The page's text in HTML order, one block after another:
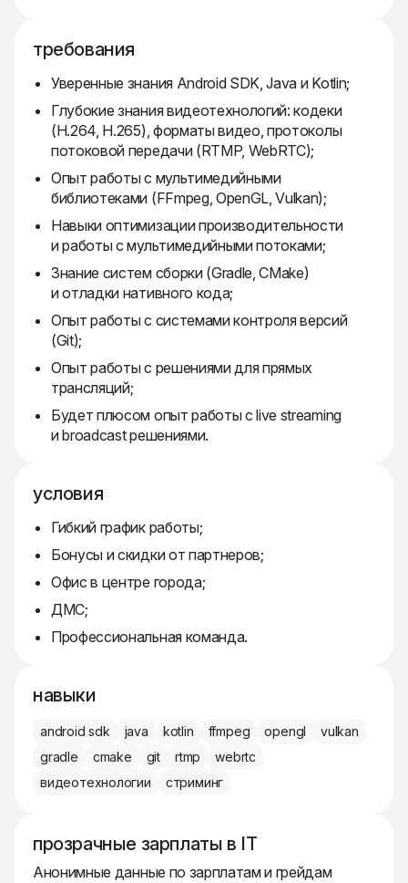
требования
Уверенные знания Android SDK, Java и Kotlin;
Глубокие знания видеотехнологий: кодеки
(H.264, H.265), форматы видео, протоколы
потоковой передачи (RTMP, WebRTC);
Опыт работы с мультимедийными
библиотеками (FFmpeg, OpenGL, Vulkan);
Навыки оптимизации производительности
и работы с мультимедийными потоками;
Знание систем сборки (Gradle, CMake)
и отладки нативного кода;
Опыт работы с системами контроля версий
(Git);
Опыт работы с решениями для прямых
трансляций;
Будет плюсом опыт работы с live streaming
и broadcast решениями.
условия
Гибкий график работы;
Бонусы и скидки от партнеров;
Офис в центре города;
ДМС;
Профессиональная команда.
навыки
android sdk java kotlin ffmpeg opengl
vulkan
gradle
cmake git rtmp
webrtc
видеотехнологии
стриминг
прозрачные зарплаты в IT
Анонимные данные по зарплатам и грейдам